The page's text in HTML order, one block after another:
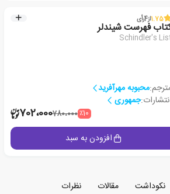
1.75از4رأی
فهرست شیندلر
Schindler's
محبوبه مهرآفرید
جمهوری
٪10780،000702،000
افزودن به سبد
نکوداشت مقالات
نظرات